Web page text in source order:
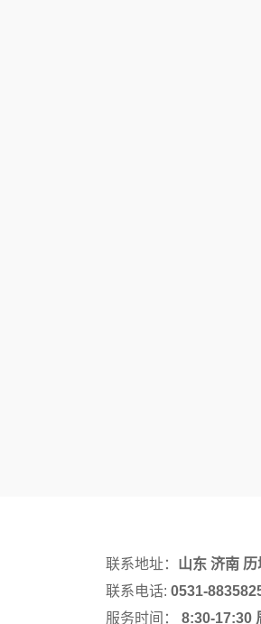
联系地址： 山东 济南
联系电话: 0531-
服务时间：
8:30-17:30